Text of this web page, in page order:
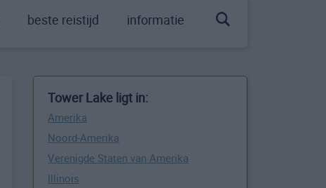
beste reistijd informatie
Tower Lake ligt in:
Amerika
Noord-Amerika
Verenigde Staten van Amerika
Illinois